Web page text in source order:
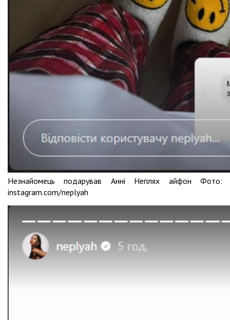
Незнайомець подарував Анні Неплях айфон Фото:
instagram.com/neplyah